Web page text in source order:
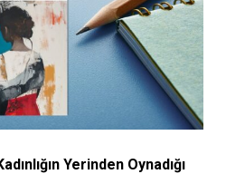
Yerinden Oynadığı